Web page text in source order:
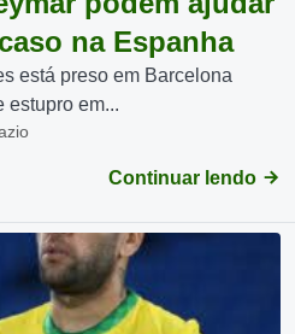
na Espanha
está preso em Barcelona
estupro em...
Continuar lendo